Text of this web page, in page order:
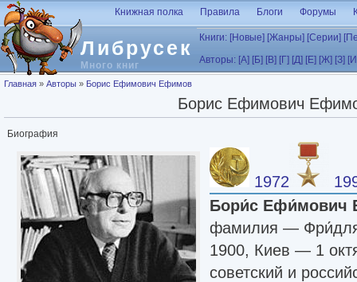
Перейти к основному содержанию
Либрусек
Много книг
Книжная полка Правила Блоги Форумы
Книги: [Новые] [Жанры] [Серии]
Авторы: [А] [Б] [В] [Г] [Д] [Е] [Ж] [З]
Вы здесь
Главная » Авторы » Борис Ефимович Ефимов
Борис Ефимович
Биография
1972
Бори́с Ефи́мович
фамилия —
1900, Киев — 1
советский и